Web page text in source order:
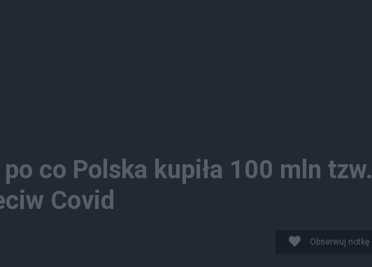
co Polska kupiła 100 mln tzw.
Covid
Obserwuj notkę